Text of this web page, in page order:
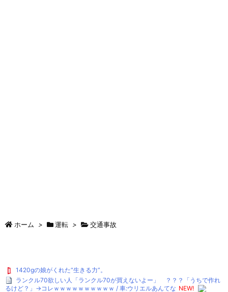
ホーム > 運転 > 交通事故
1420gの娘がくれた“生きる力”。
ランクル70欲しい人「ランクル70が買えないよー」 ？？？「うちで作れ
るけど？」→コレｗｗｗｗｗｗｗｗｗｗ / 車:ウリエルあんてな NEW!